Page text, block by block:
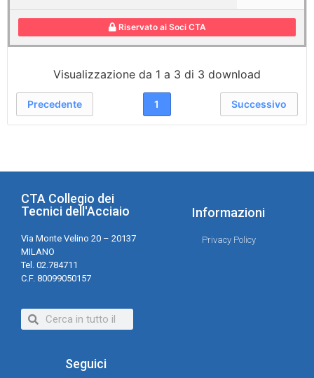
Riservato ai Soci CTA
Visualizzazione da 1 a 3 di 3 download
Precedente 1 Successivo
CTA Collegio dei
Tecnici dell'Acciaio
Via Monte Velino 20 – 20137
MILANO
Tel. 02.784711
C.F. 80099050157
Informazioni
Privacy Policy
Seguici